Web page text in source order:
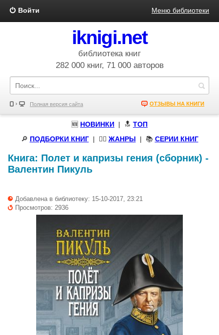
Войти Меню библиотеки
iknigi.net
библиотека книг
282 000 книг, 71 000 авторов
Полная версия сайта ОТЗЫВЫ НА КНИГИ
🆕 НОВИНКИ | 🔝 ТОП
🔎 ПОДБОРКИ КНИГ| 🧝‍♀️ ЖАНРЫ | 📚 СЕРИИ КНИГ
Книга: Полет и капризы гения (сборник) -
Валентин Пикуль
Добавлена в библиотеку: 15-10-2017, 23:21
Просмотров: 2936